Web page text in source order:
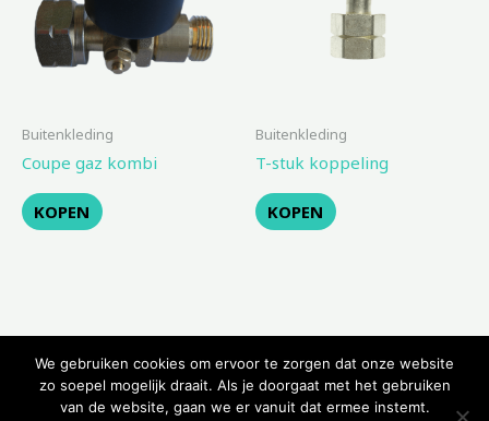
Buitenkleding
Coupe gaz kombi
KOPEN
Buitenkleding
T-stuk koppeling
KOPEN
We gebruiken cookies om ervoor te zorgen dat onze website
zo soepel mogelijk draait. Als je doorgaat met het gebruiken
van de website, gaan we er vanuit dat ermee instemt.